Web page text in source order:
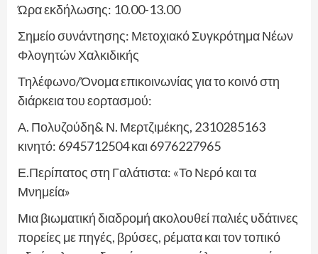
Ώρα εκδήλωσης: 10.00-13.00
Σημείο συνάντησης: Μετοχιακό Συγκρότημα Νέων
Φλογητών Χαλκιδικής
Τηλέφωνο/Όνομα επικοινωνίας για το κοινό στη
διάρκεια του εορτασμού:
Α. Πολυζούδη& Ν. Μερτζιμέκης, 2310285163
κινητό: 6945712504 και 6976227965
Ε.Περίπατος στη Γαλάτιστα: «Το Νερό και τα
Μνημεία»
Μια βιωματική διαδρομή ακολουθεί παλιές υδάτινες
πορείες με πηγές, βρύσες, ρέματα και τον τοπικό